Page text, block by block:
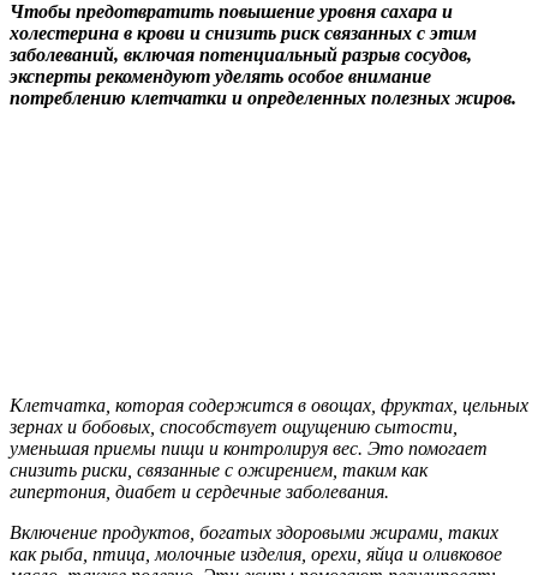
Чтобы предотвратить повышение уровня сахара и
холестерина в крови и снизить риск связанных с этим
заболеваний, включая потенциальный разрыв сосудов,
эксперты рекомендуют уделять особое внимание
потреблению клетчатки и определенных полезных жиров.
Клетчатка, которая содержится в овощах, фруктах, цельных
зернах и бобовых, способствует ощущению сытости,
уменьшая приемы пищи и контролируя вес. Это помогает
снизить риски, связанные с ожирением, таким как
гипертония, диабет и сердечные заболевания.
Включение продуктов, богатых здоровыми жирами, таких
как рыба, птица, молочные изделия, орехи, яйца и оливковое